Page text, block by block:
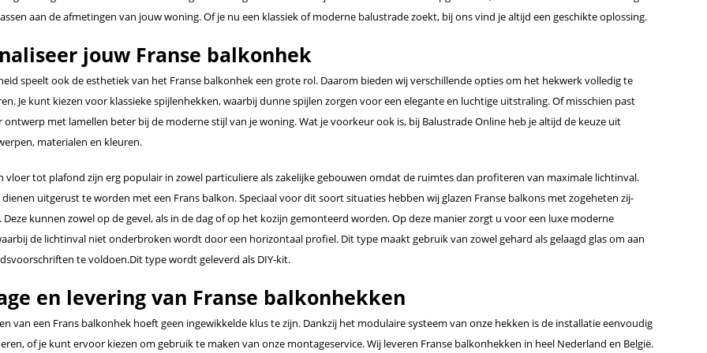
aan de afmetingen van jouw woning. Of je nu een klassiek of moderne balustrade zoekt, bij ons vind je altijd een geschikte oplossing.
jouw Franse balkonhek
speelt ook de esthetiek van het Franse balkonhek een grote rol. Daarom bieden wij verschillende opties om het hekwerk volledig te
Je kunt kiezen voor klassieke spijlenhekken, waarbij dunne spijlen zorgen voor een elegante en luchtige uitstraling. Of misschien past
ontwerp met lamellen beter bij de moderne stijl van je woning. Wat je voorkeur ook is, bij Balustrade Online heb je altijd de keuze uit
materialen en kleuren.
vloer tot plafond zijn erg populair in zowel particuliere als zakelijke gebouwen omdat de ruimtes dan profiteren van maximale lichtinval.
dienen uitgerust te worden met een Frans balkon. Speciaal voor dit soort situaties hebben wij glazen Franse balkons met zogeheten zij-
kunnen zowel op de gevel, als in de dag of op het kozijn gemonteerd worden. Op deze manier zorgt u voor een luxe moderne
de lichtinval niet onderbroken wordt door een horizontaal profiel. Dit type maakt gebruik van zowel gehard als gelaagd glas om aan
te voldoen.Dit type wordt geleverd als DIY-kit.
en levering van Franse balkonhekken
van een Frans balkonhek hoeft geen ingewikkelde klus te zijn. Dankzij het modulaire systeem van onze hekken is de installatie eenvoudig
of je kunt ervoor kiezen om gebruik te maken van onze montageservice. Wij leveren Franse balkonhekken in heel Nederland en België.